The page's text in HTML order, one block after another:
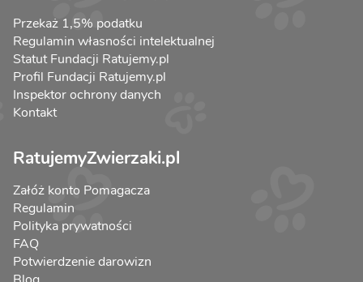
Przekaż 1,5% podatku
Regulamin własności intelektualnej
Statut Fundacji Ratujemy.pl
Profil Fundacji Ratujemy.pl
Inspektor ochrony danych
Kontakt
RatujemyZwierzaki.pl
Załóż konto Pomagacza
Regulamin
Polityka prywatności
FAQ
Potwierdzenie darowizn